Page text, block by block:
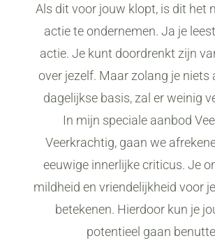
Als dit voor jouw klopt, is dit het
actie te ondernemen. Ja je
actie. Je kunt doordrenkt zijn
over jezelf. Maar zolang je niets
dagelijkse basis, zal er weinig
In mijn speciale aanbod
Veerkrachtig, gaan we
eeuwige innerlijke criticus. Je
mildheid en vriendelijkheid voor
betekenen. Hierdoor kun je
potentieel gaan